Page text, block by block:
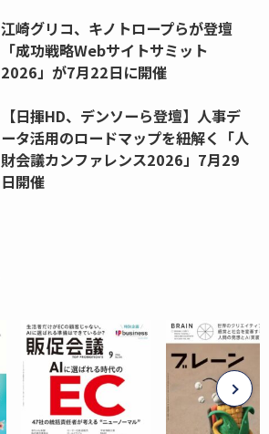
江崎グリコ、キノトロープらが登壇
「成功戦略Webサイトサミット
2026」が7月22日に開催
【日揮HD、デンソーら登壇】人事デ
ータ活用のロードマップを紐解く「人
財会議カンファレンス2026」7月29
日開催